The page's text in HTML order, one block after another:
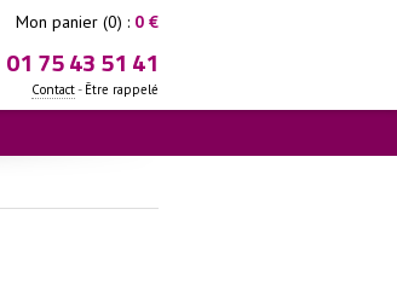
Mon panier (0) : 0 €
01 75 43 51 41
Contact- Être rappelé